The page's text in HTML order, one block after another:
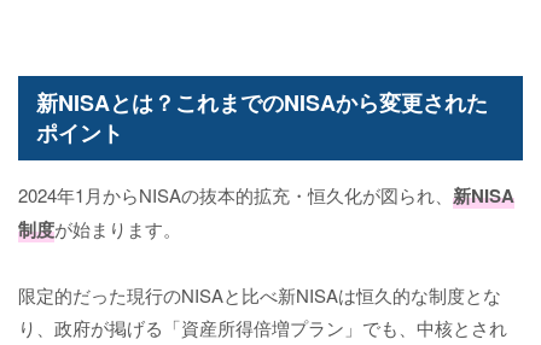
新NISAとは？これまでのNISAから変更された
ポイント
2024年1月からNISAの抜本的拡充・恒久化が図られ、 新NISA
制度が始まります。
限定的だった現行のNISAと比べ新NISAは恒久的な制度とな
り、政府が掲げる「資産所得倍増プラン」でも、中核とされ